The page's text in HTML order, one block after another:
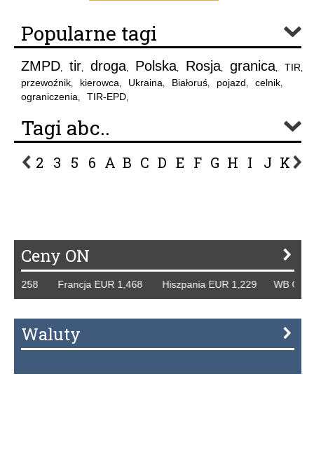
Popularne tagi
ZMPD, tir, droga, Polska, Rosja, granica, TIR,
przewoźnik, kierowca, Ukraina, Białoruś, pojazd, celnik,
ograniczenia, TIR-EPD,
Tagi abc..
2 3 5 6 A B C D E F G H I J K L
Ceny ON
Francja EUR 1,468 Hiszpania EUR 1,229 WB GBP
Waluty